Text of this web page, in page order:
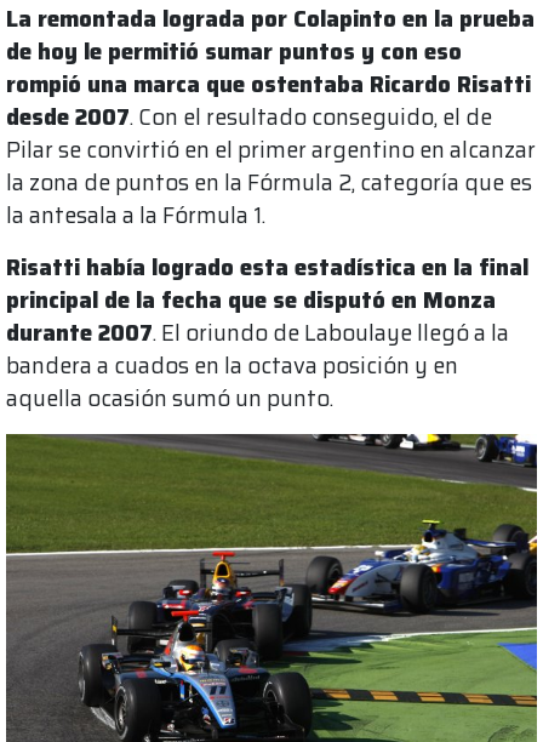
La remontada lograda por Colapinto en la prueba
de hoy le permitió sumar puntos y con eso
rompió una marca que ostentaba Ricardo Risatti
desde 2007. Con el resultado conseguido, el de
Pilar se convirtió en el primer argentino en alcanzar
la zona de puntos en la Fórmula 2, categoría que es
la antesala a la Fórmula 1.
Risatti había logrado esta estadística en la final
principal de la fecha que se disputó en Monza
durante 2007. El oriundo de Laboulaye llegó a la
bandera a cuados en la octava posición y en
aquella ocasión sumó un punto.